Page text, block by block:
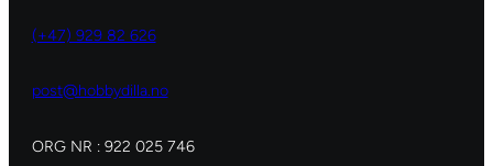
(+47) 929 82 626
post@hobbydilla.no
ORG NR : 922 025 746